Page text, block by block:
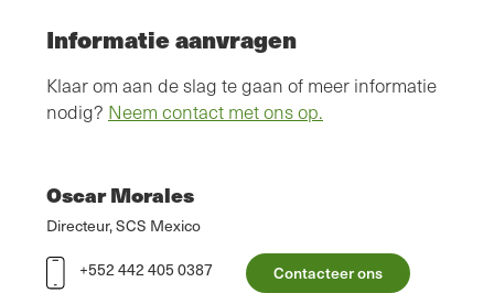
Informatie aanvragen
Klaar om aan de slag te gaan of meer informatie
nodig? Neem contact met ons op.
Oscar Morales
Directeur, SCS Mexico
+552 442 405 0387 Contacteer ons